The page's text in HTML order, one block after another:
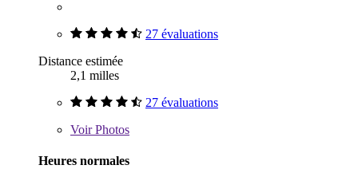
27 évaluations
Distance estimée
2,1 milles
27 évaluations
VoirPhotos
Heures normales